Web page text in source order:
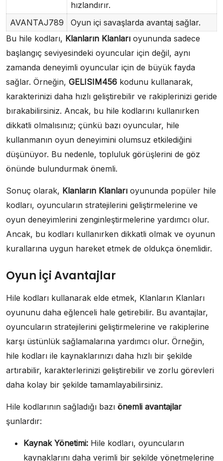
hızlandırır.
AVANTAJ789
Oyun içi savaşlarda avantaj sağlar.
Bu hile kodları, Klanların Klanları oyununda sadece
başlangıç seviyesindeki oyuncular için değil, aynı
zamanda deneyimli oyuncular için de büyük fayda
sağlar. Örneğin, GELISIM456 kodunu kullanarak,
karakterinizi daha hızlı geliştirebilir ve rakiplerinizi geride
bırakabilirsiniz. Ancak, bu hile kodlarını kullanırken
dikkatli olmalısınız; çünkü bazı oyuncular, hile
kullanmanın oyun deneyimini olumsuz etkilediğini
düşünüyor. Bu nedenle, topluluk görüşlerini de göz
önünde bulundurmak önemli.
Sonuç olarak, Klanların Klanları oyununda popüler hile
kodları, oyuncuların stratejilerini geliştirmelerine ve
oyun deneyimlerini zenginleştirmelerine yardımcı olur.
Ancak, bu kodları kullanırken dikkatli olmak ve oyunun
kurallarına uygun hareket etmek de oldukça önemlidir.
Oyun İçi Avantajlar
Hile kodları kullanarak elde etmek, Klanların Klanları
oyununu daha eğlenceli hale getirebilir. Bu avantajlar,
oyuncuların stratejilerini geliştirmelerine ve rakiplerine
karşı üstünlük sağlamalarına yardımcı olur. Örneğin,
hile kodları ile kaynaklarınızı daha hızlı bir şekilde
artırabilir, karakterlerinizi geliştirebilir ve zorlu görevleri
daha kolay bir şekilde tamamlayabilirsiniz.
Hile kodlarının sağladığı bazı önemli avantajlar
şunlardır:
Kaynak Yönetimi: Hile kodları, oyuncuların
kaynaklarını daha verimli bir şekilde yönetmelerine